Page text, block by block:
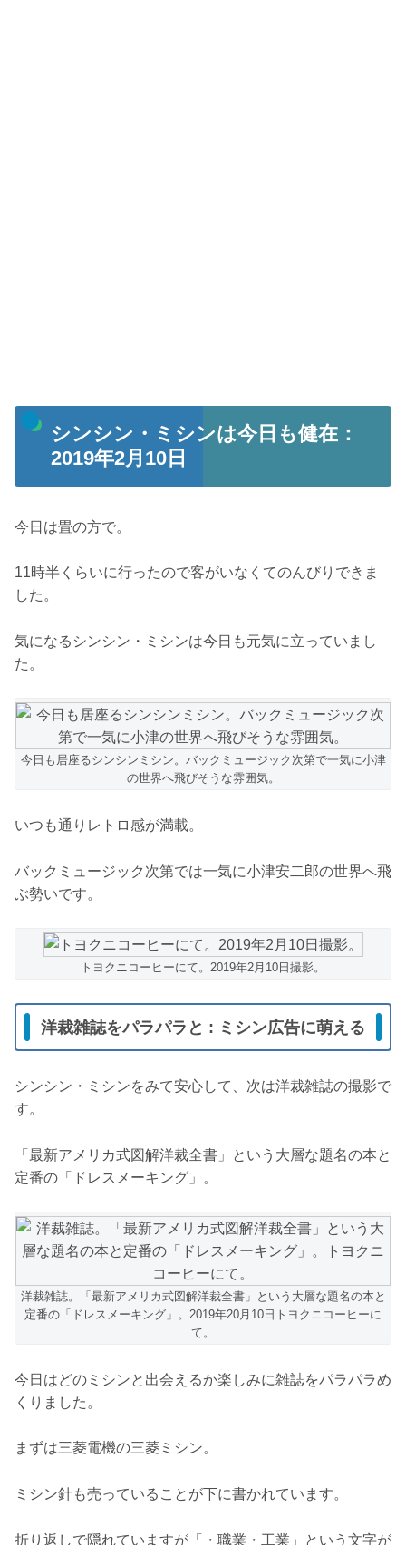
シンシン・ミシンは今日も健在：
2019年2月10日
今日は畳の方で。
11時半くらいに行ったので客がいなくてのんびりできま
した。
気になるシンシン・ミシンは今日も元気に立っていまし
た。
今日も居座るシンシンミシン。バックミュージック次第で一気に小津
の世界へ飛びそうな雰囲気。
いつも通りレトロ感が満載。
バックミュージック次第では一気に小津安二郎の世界へ飛
ぶ勢いです。
トヨクニコーヒーにて。2019年2月10日撮影。
洋裁雑誌をパラパラと : ミシン広告に萌える
シンシン・ミシンをみて安心して、次は洋裁雑誌の撮影で
す。
「最新アメリカ式図解洋裁全書」という大層な題名の本と
定番の「ドレスメーキング」。
洋裁雑誌。「最新アメリカ式図解洋裁全書」という大層な題名の本と
定番の「ドレスメーキング」。2019年20月10日トヨクニコーヒーに
て。
今日はどのミシンと出会えるか楽しみに雑誌をパラパラめ
くりました。
まずは三菱電機の三菱ミシン。
ミシン針も売っていることが下に書かれています。
折り返しで隠れていますが「・職業・工業」という文字が